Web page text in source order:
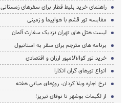
راهنمای خرید بلیط قطار برای سفرهای زمستانی
مقایسه تور قشم با هواپیما و زمینی
لیست هتل های تهران نزدیک سفارت آلمان
برنامه های مترجم برای سفر به استانبول
خرید تور کوالالامپور ارزان و اقتصادی
انواع تورهای گران آنکارا
نرخ اجاره ویلا کردان، روزهای میانی هفته
از لگیمات بوشهر تا نوقای تبریز!